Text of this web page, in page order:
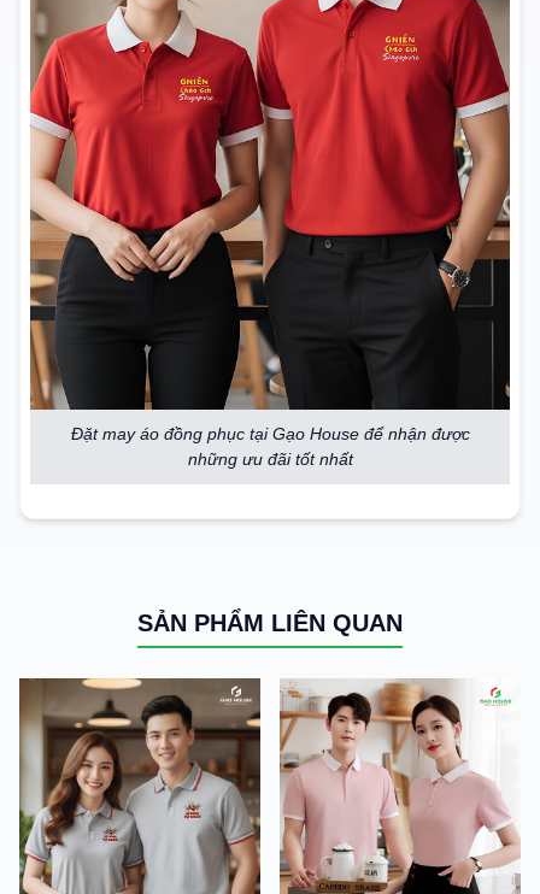
Đặt may áo đồng phục tại Gạo House để nhận được
những ưu đãi tốt nhất
SẢN PHẨM LIÊN QUAN